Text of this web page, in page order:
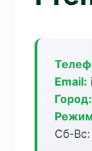
Email:
Город:
Сб-Вс: